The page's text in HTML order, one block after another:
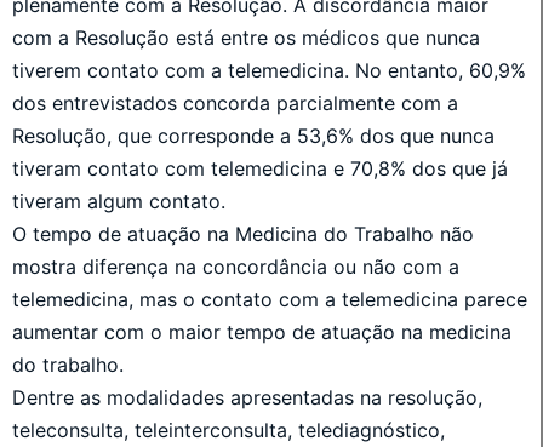
plenamente com a Resolução. A discordância maior
com a Resolução está entre os médicos que nunca
tiverem contato com a telemedicina. No entanto, 60,9%
dos entrevistados concorda parcialmente com a
Resolução, que corresponde a 53,6% dos que nunca
tiveram contato com telemedicina e 70,8% dos que já
tiveram algum contato.
O tempo de atuação na Medicina do Trabalho não
mostra diferença na concordância ou não com a
telemedicina, mas o contato com a telemedicina parece
aumentar com o maior tempo de atuação na medicina
do trabalho.
Dentre as modalidades apresentadas na resolução,
teleconsulta, teleinterconsulta, telediagnóstico,